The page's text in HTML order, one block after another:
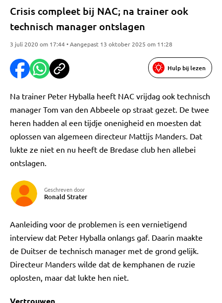
Crisis compleet bij NAC; na trainer ook
technisch manager ontslagen
3 juli 2020 om 17:44 • Aangepast 13 oktober 2025 om 11:28
Hulp bij lezen
Na trainer Peter Hyballa heeft NAC vrijdag ook technisch
manager Tom van den Abbeele op straat gezet. De twee
heren hadden al een tijdje onenigheid en moesten dat
oplossen van algemeen directeur Mattijs Manders. Dat
lukte ze niet en nu heeft de Bredase club hen allebei
ontslagen.
Geschreven door
Ronald Strater
Aanleiding voor de problemen is een vernietigend
interview dat Peter Hyballa onlangs gaf. Daarin maakte
de Duitser de technisch manager met de grond gelijk.
Directeur Manders wilde dat de kemphanen de ruzie
oplosten, maar dat lukte hen niet.
Vertrouwen